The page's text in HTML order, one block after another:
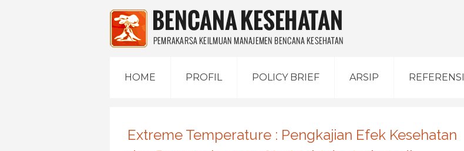
HOME PROFIL POLICY BRIEF ARSIP REFERENSI
Extreme Temperature : Pengkajian Efek Kesehatan